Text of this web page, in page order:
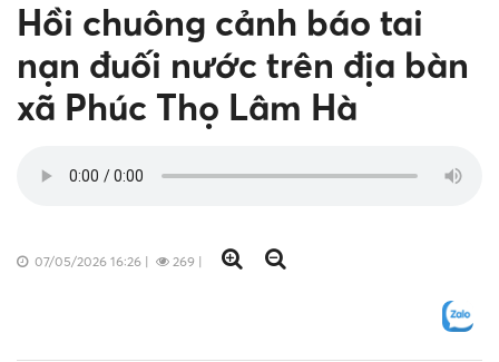
Hồi chuông cảnh báo tai
nạn đuối nước trên địa bàn
xã Phúc Thọ Lâm Hà
07/05/2026 16:26 | 269 |